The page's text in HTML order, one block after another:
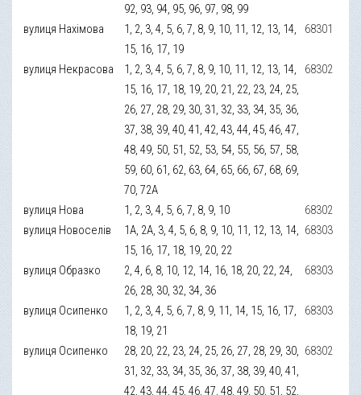
92, 93, 94, 95, 96, 97, 98, 99
вулиця Нахімова
1, 2, 3, 4, 5, 6, 7, 8, 9, 10, 11, 12, 13, 14,
15, 16, 17, 19
68301
вулиця Некрасова
1, 2, 3, 4, 5, 6, 7, 8, 9, 10, 11, 12, 13, 14,
15, 16, 17, 18, 19, 20, 21, 22, 23, 24, 25,
26, 27, 28, 29, 30, 31, 32, 33, 34, 35, 36,
37, 38, 39, 40, 41, 42, 43, 44, 45, 46, 47,
48, 49, 50, 51, 52, 53, 54, 55, 56, 57, 58,
59, 60, 61, 62, 63, 64, 65, 66, 67, 68, 69,
70, 72А
68302
вулиця Нова 1, 2, 3, 4, 5, 6, 7, 8, 9, 10
68302
вулиця Новоселів
1А, 2А, 3, 4, 5, 6, 8, 9, 10, 11, 12, 13, 14,
15, 16, 17, 18, 19, 20, 22
68303
вулиця Образко
2, 4, 6, 8, 10, 12, 14, 16, 18, 20, 22, 24,
26, 28, 30, 32, 34, 36
68303
вулиця Осипенко
1, 2, 3, 4, 5, 6, 7, 8, 9, 11, 14, 15, 16, 17,
18, 19, 21
68303
вулиця Осипенко
28, 20, 22, 23, 24, 25, 26, 27, 28, 29, 30,
31, 32, 33, 34, 35, 36, 37, 38, 39, 40, 41,
42, 43, 44, 45, 46, 47, 48, 49, 50, 51, 52,
68302